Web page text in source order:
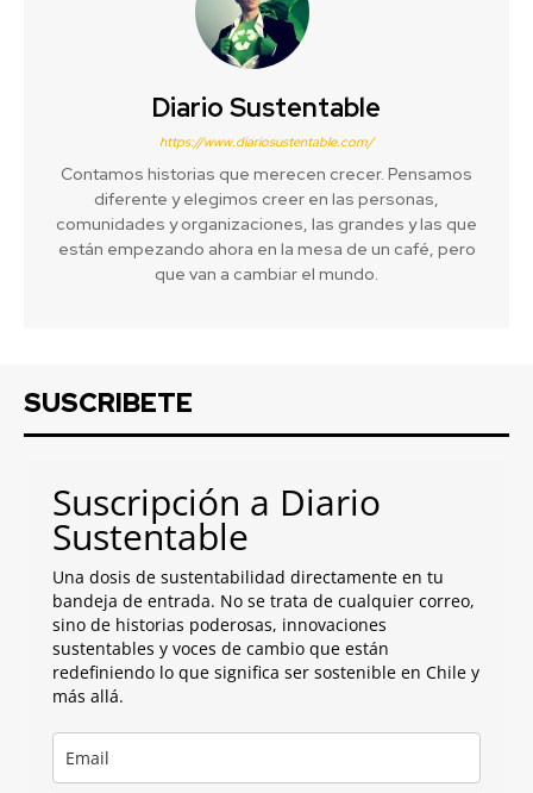
Diario Sustentable
https://www.diariosustentable.com/
Contamos historias que merecen crecer. Pensamos
diferente y elegimos creer en las personas,
comunidades y organizaciones, las grandes y las que
están empezando ahora en la mesa de un café, pero
que van a cambiar el mundo.
SUSCRIBETE
Suscripción a Diario
Sustentable
Una dosis de sustentabilidad directamente en tu
bandeja de entrada. No se trata de cualquier correo,
sino de historias poderosas, innovaciones
sustentables y voces de cambio que están
redefiniendo lo que significa ser sostenible en Chile y
más allá.